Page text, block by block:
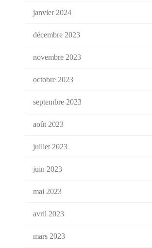
janvier 2024
décembre 2023
novembre 2023
octobre 2023
septembre 2023
août 2023
juillet 2023
juin 2023
mai 2023
avril 2023
mars 2023